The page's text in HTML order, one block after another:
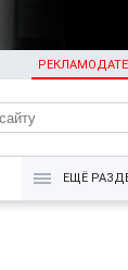
KG
ЕЩЁ